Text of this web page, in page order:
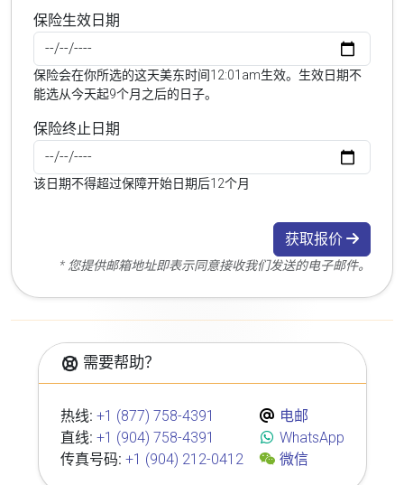
保险生效日期
保险会在你所选的这天美东时间12:01am生效。生效日期不
能选从今天起9个月之后的日子。
保险终止日期
该日期不得超过保障开始日期后12个月
获取报价
* 您提供邮箱地址即表示同意接收我们发送的电子邮件。
需要帮助？
热线: +1 (877) 758-4391
直线: +1 (904) 758-4391
传真号码: +1 (904) 212-0412
电邮
WhatsApp
微信